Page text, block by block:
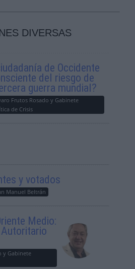
DIVERSAS
de Occidente
del riesgo de
guerra mundial?
Frutos Rosado y Gabinete
de Crisis
y votados
Manuel Beltrán
Medio:
Autoritario
y Gabinete